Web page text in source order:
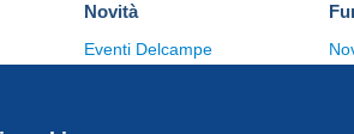
Novità
Eventi Delcampe